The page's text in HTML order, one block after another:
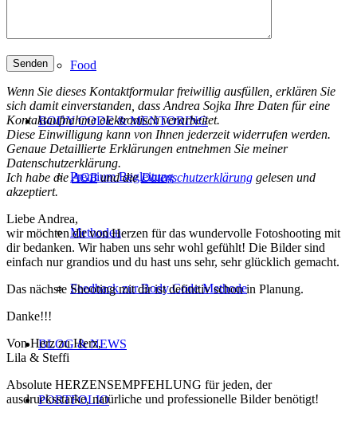
Food
BODY CODE & MENTORING
Premium Begleitung
Methoden
Feedback zur Body Code Methode
BLOG & NEWS
PORTFOLIO
Wenn Sie dieses Kontaktformular freiwillig ausfüllen, erklären Sie
sich damit einverstanden, dass Andrea Sojka Ihre Daten für eine
Kontaktaufnahme elektronisch verarbeitet.
Diese Einwilligung kann von Ihnen jederzeit widerrufen werden.
Genaue Detaillierte Erklärungen entnehmen Sie meiner
Datenschutzerklärung.
Ich habe dieAGBund dieDatenschutzerklärung gelesen und
akzeptiert.
Liebe Andrea,
wir möchten dir von Herzen für das wundervolle Fotoshooting mit
dir bedanken. Wir haben uns sehr wohl gefühlt! Die Bilder sind
einfach nur grandios und du hast uns sehr, sehr glücklich gemacht.
Das nächste Shooting mit dir ist definitiv schon in Planung.
Danke!!!
Von Herz zu Herz,
Lila & Steffi
Absolute HERZENSEMPFEHLUNG für jeden, der
ausdrucksstarke, natürliche und professionelle Bilder benötigt!